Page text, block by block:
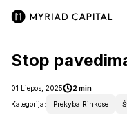
Stop
01 Liepos, 2025
2 min
Kategorija:
Prekyba Rinkose